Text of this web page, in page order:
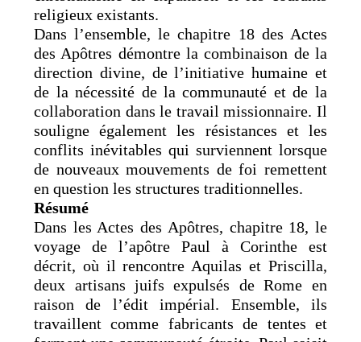
religieux existants.
Dans l’ensemble, le chapitre 18 des Actes
des Apôtres démontre la combinaison de la
direction divine, de l’initiative humaine et
de la nécessité de la communauté et de la
collaboration dans le travail missionnaire. Il
souligne également les résistances et les
conflits inévitables qui surviennent lorsque
de nouveaux mouvements de foi remettent
en question les structures traditionnelles.
Résumé
Dans les Actes des Apôtres, chapitre 18, le
voyage de l’apôtre Paul à Corinthe est
décrit, où il rencontre Aquilas et Priscilla,
deux artisans juifs expulsés de Rome en
raison de l’édit impérial. Ensemble, ils
travaillent comme fabricants de tentes et